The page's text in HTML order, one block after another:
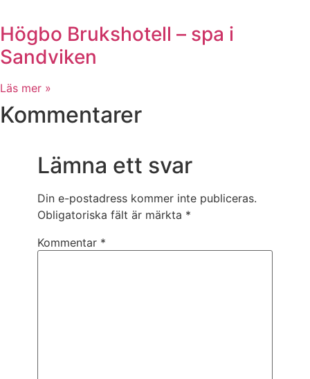
Högbo Brukshotell – spa i
Sandviken
Läs mer »
Kommentarer
Lämna ett svar
Din e-postadress kommer inte publiceras.
Obligatoriska fält är märkta *
Kommentar *